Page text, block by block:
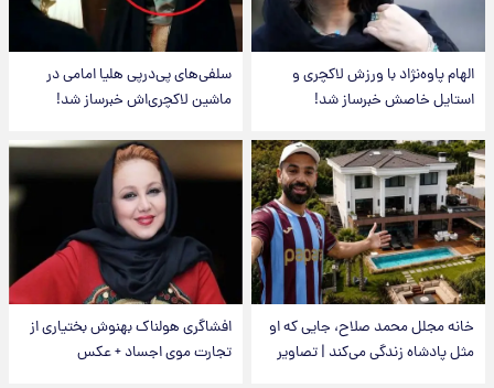
الهام پاوه‌نژاد با ورزش لاکچری و
استایل خاصش خبرساز شد!
سلفی‌های پی‌درپی هلیا امامی در
ماشین لاکچری‌اش خبرساز شد!
خانه مجلل محمد صلاح، جایی که او
مثل پادشاه زندگی می‌کند | تصاویر
افشاگری هولناک بهنوش بختیاری از
تجارت موی اجساد + عکس